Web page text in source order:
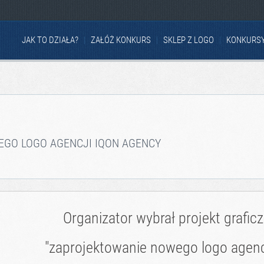
JAK TO DZIAŁA? ZAŁÓŻ KONKURS SKLEP Z LOGO
LOGO AGENCJI IQON AGENCY
Organizator wybrał projekt
"zaprojektowanie nowego logo